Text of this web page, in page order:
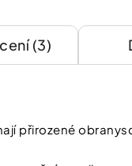
(3)
přirozené